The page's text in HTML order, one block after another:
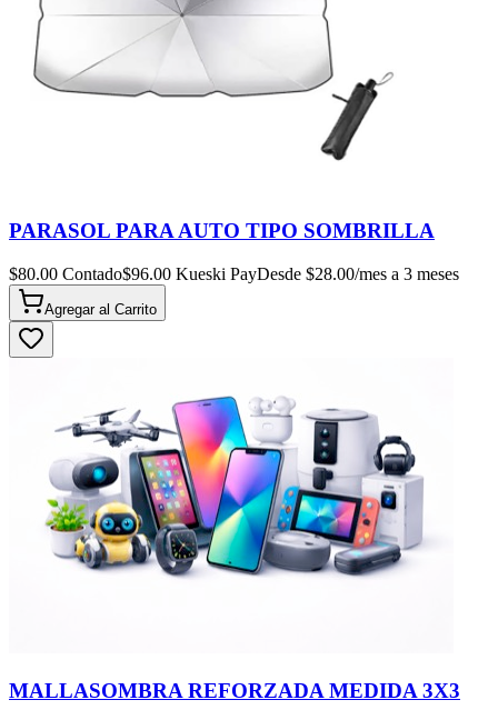
PARASOL PARA AUTO TIPO SOMBRILLA
$80.00 Contado$96.00 Kueski PayDesde $28.00/mes a 3 meses
Agregar al Carrito
MALLASOMBRA REFORZADA MEDIDA 3X3